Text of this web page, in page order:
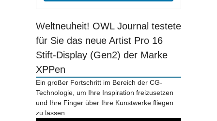
Weltneuheit! OWL Journal testete
für Sie das neue Artist Pro 16
Stift-Display (Gen2) der Marke
XPPen
Ein großer Fortschritt im Bereich der CG-
Technologie, um Ihre Inspiration freizusetzen
und Ihre Finger über Ihre Kunstwerke fliegen
zu lassen.